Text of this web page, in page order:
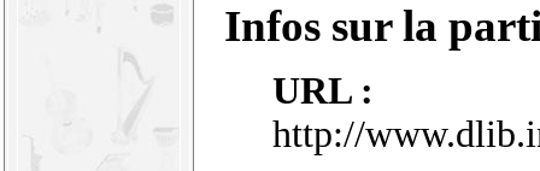
Infos sur la
URL :
http://